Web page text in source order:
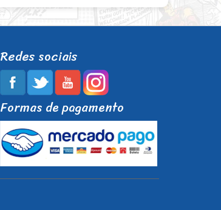
Redes sociais
Formas de pagamento